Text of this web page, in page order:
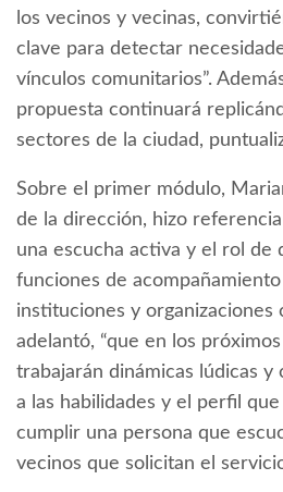
los vecinos y vecinas,
clave para detectar
vínculos comunitarios”.
propuesta continuará
sectores de la ciudad,
Sobre el primer módulo,
de la dirección, hizo
una escucha activa y el rol de
funciones de
instituciones y organizaciones
adelantó, “que en los
trabajarán dinámicas lúdicas y
a las habilidades y el perfil
cumplir una persona que
vecinos que solicitan el